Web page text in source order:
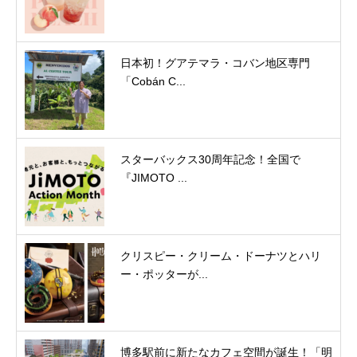
日本初！グアテマラ・コバン地区専門
「Cobán C...
スターバックス30周年記念！全国で
『JIMOTO ...
クリスピー・クリーム・ドーナツとハリ
ー・ポッターが...
博多駅前に新たなカフェ空間が誕生！「明